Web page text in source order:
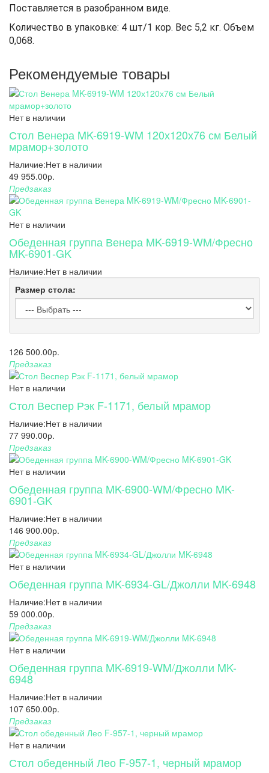
Поставляется в разобранном виде.
Количество в упаковке: 4 шт/1 кор. Вес 5,2 кг. Объем
0,068.
Рекомендуемые товары
Нет в наличии
Стол Венера MK-6919-WM 120х120х76 см Белый
мрамор+золото
Наличие:Нет в наличии
49 955.00р.
Предзаказ
Нет в наличии
Обеденная группа Венера MK-6919-WM/Фресно
MK-6901-GK
Наличие:Нет в наличии
Размер стола:
126 500.00р.
Предзаказ
Нет в наличии
Стол Веспер Рэк F-1171, белый мрамор
Наличие:Нет в наличии
77 990.00р.
Предзаказ
Нет в наличии
Обеденная группа MK-6900-WM/Фресно MK-
6901-GK
Наличие:Нет в наличии
146 900.00р.
Предзаказ
Нет в наличии
Обеденная группа MK-6934-GL/Джолли MK-6948
Наличие:Нет в наличии
59 000.00р.
Предзаказ
Нет в наличии
Обеденная группа MK-6919-WM/Джолли MK-
6948
Наличие:Нет в наличии
107 650.00р.
Предзаказ
Нет в наличии
Стол обеденный Лео F-957-1, черный мрамор